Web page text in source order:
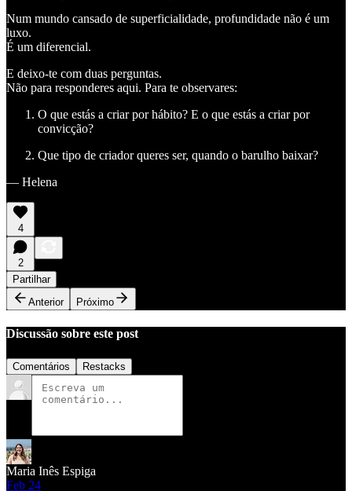
Num mundo cansado de superficialidade, profundidade não é um
luxo.
É um diferencial.
E deixo-te com duas perguntas.
Não para responderes aqui. Para te observares:
O que estás a criar por hábito? E o que estás a criar por
convicção?
Que tipo de criador queres ser, quando o barulho baixar?
— Helena
4
2
Partilhar
Anterior
Próximo
Discussão sobre este post
Comentários Restacks
Maria Inês Espiga
Feb 24